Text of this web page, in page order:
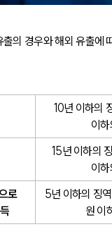
의 경우와 해외 유출에
10년 이하의
이
15년 이하의
이
로
5년 이하의 징
원 이